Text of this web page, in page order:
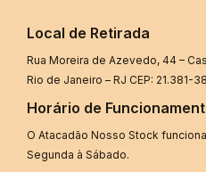
Local de Retirada
Rua Moreira de Azevedo, 44 –
Rio de Janeiro – RJ CEP: 21.381-
Horário de
O Atacadão Nosso Stock
Segunda à Sábado.